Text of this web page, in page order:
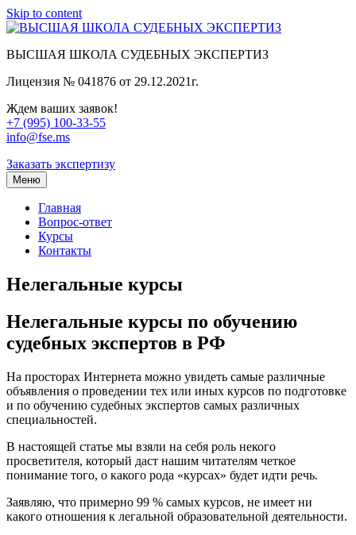
Skip to content
ВЫСШАЯ ШКОЛА СУДЕБНЫХ ЭКСПЕРТИЗ
Лицензия № 041876 от 29.12.2021г.
Ждем ваших заявок!
+7 (995) 100-33-55
info@fse.ms
Заказать экспертизу
Меню
Главная
Вопрос-ответ
Курсы
Контакты
Нелегальные курсы
Нелегальные курсы по обучению
судебных экспертов в РФ
На просторах Интернета можно увидеть самые различные
объявления о проведении тех или иных курсов по подготовке
и по обучению судебных экспертов самых различных
специальностей.
В настоящей статье мы взяли на себя роль некого
просветителя, который даст нашим читателям четкое
понимание того, о какого рода «курсах» будет идти речь.
Заявляю, что примерно 99 % самых курсов, не имеет ни
какого отношения к легальной образовательной деятельности.